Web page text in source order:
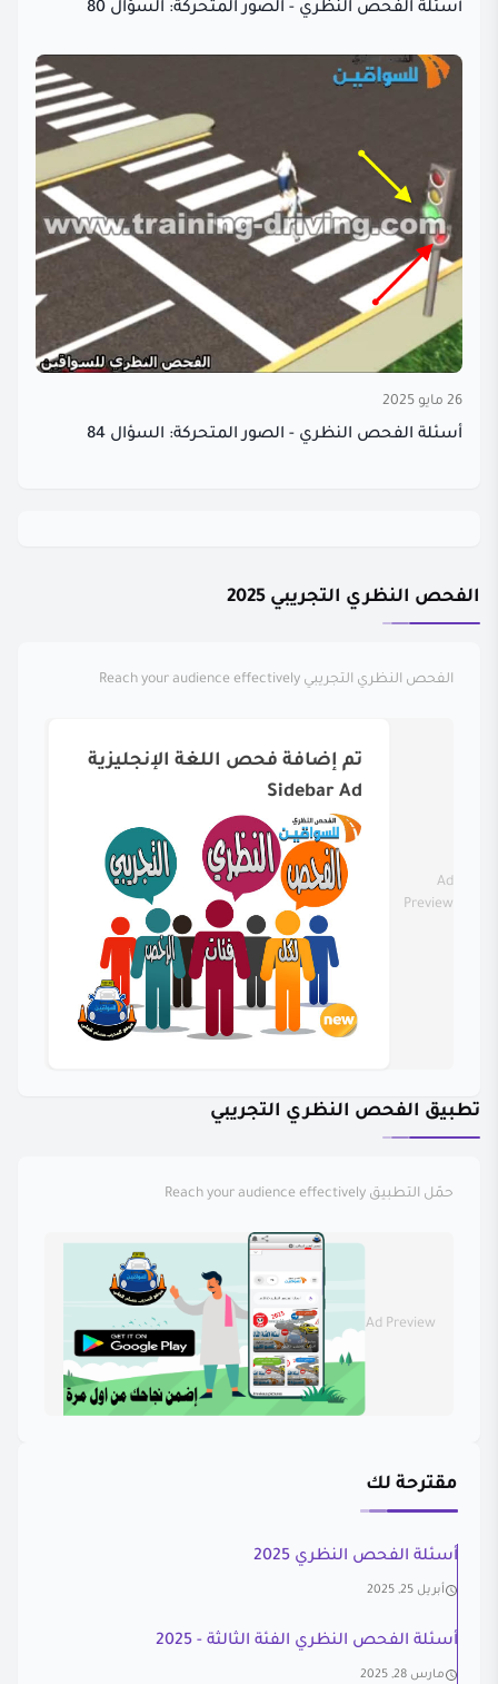
أسئلة الفحص النظري - الصور المتحركة: السؤال 80
26 مايو 2025
أسئلة الفحص النظري - الصور المتحركة: السؤال 84
الفحص النظري التجريبي 2025
الفحص النظري التجريبي Reach your audience effectively
Ad
Preview
تم إضافة فحص اللغة الإنجليزية
Sidebar Ad
تطبيق الفحص النظري التجريبي
حمّل التطبيق Reach your audience effectively
Ad Preview
مقترحة لك
أسئلة الفحص النظري 2025
أبريل 25, 2025
أسئلة الفحص النظري الفئة الثالثة - 2025
مارس 28, 2025